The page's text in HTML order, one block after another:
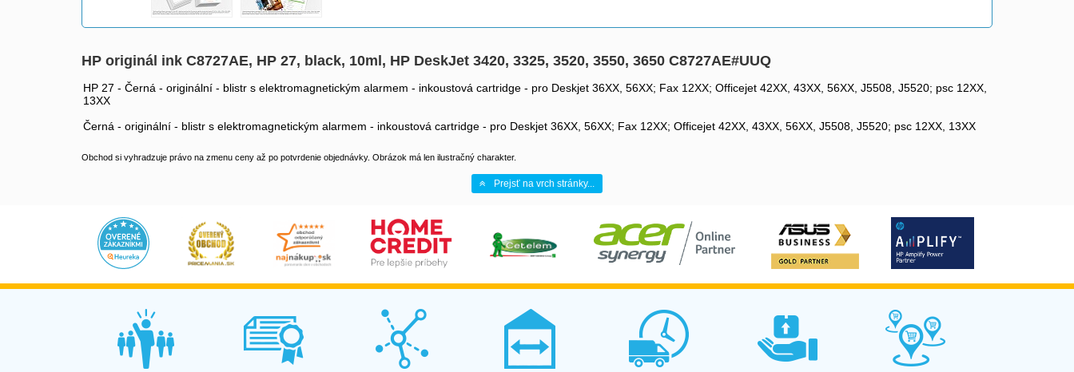
HP originál ink C8727AE, HP 27, black, 10ml, HP DeskJet 3420, 3325, 3520, 3550, 3650 C8727AE#UUQ
HP 27 - Černá - originální - blistr s elektromagnetickým alarmem - inkoustová cartridge - pro Deskjet 36XX, 56XX; Fax 12XX; Officejet 42XX, 43XX, 56XX, J5508, J5520; psc 12XX,
13XX
Černá - originální - blistr s elektromagnetickým alarmem - inkoustová cartridge - pro Deskjet 36XX, 56XX; Fax 12XX; Officejet 42XX, 43XX, 56XX, J5508, J5520; psc 12XX, 13XX
Obchod si vyhradzuje právo na zmenu ceny až po potvrdenie objednávky. Obrázok má len ilustračný charakter.
Prejsť na vrch stránky...